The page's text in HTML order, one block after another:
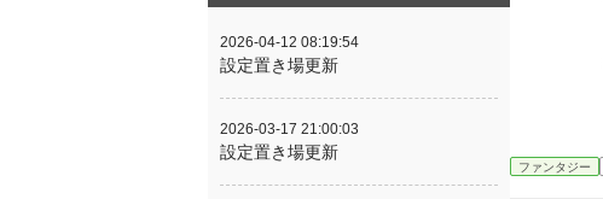
ファンタジー
2026-04-12 08:19:54
設定置き場更新
2026-03-17 21:00:03
設定置き場更新